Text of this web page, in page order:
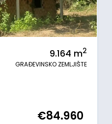
9.164 m2
GRAĐEVINSKO ZEMLJIŠTE
€84.960